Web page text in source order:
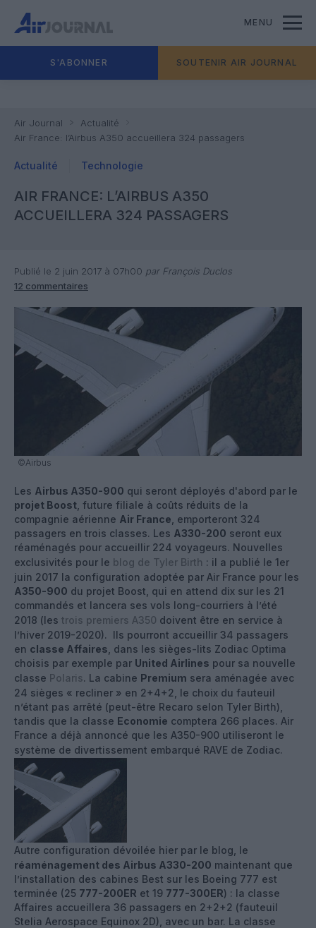
MENU
S'ABONNER SOUTENIR AIR JOURNAL
Air Journal
Actualité
Air France: l’Airbus A350 accueillera 324 passagers
Actualité Technologie
AIR FRANCE: L’AIRBUS A350
ACCUEILLERA 324 PASSAGERS
Publié le 2 juin 2017 à 07h00 par François Duclos
12 commentaires
©Airbus
Les Airbus A350-900 qui seront déployés d'abord par le
projet Boost , future filiale à coûts réduits de la
compagnie aérienne Air France , emporteront 324
passagers en trois classes. Les A330-200 seront eux
réaménagés pour accueillir 224 voyageurs. Nouvelles
exclusivités pour le blog de Tyler Birth : il a publié le 1er
juin 2017 la configuration adoptée par Air France pour les
A350-900 du projet Boost, qui en attend dix sur les 21
commandés et lancera ses vols long-courriers à l’été
2018 (les trois premiers A350 doivent être en service à
l’hiver 2019-2020). Ils pourront accueillir 34 passagers
en classe Affaires , dans les sièges-lits Zodiac Optima
choisis par exemple par United Airlines pour sa nouvelle
classe Polaris. La cabine Premium sera aménagée avec
24 sièges « recliner » en 2+4+2, le choix du fauteuil
n’étant pas arrêté (peut-être Recaro selon Tyler Birth),
tandis que la classe Economie comptera 266 places. Air
France a déjà annoncé que les A350-900 utiliseront le
système de divertissement embarqué RAVE de Zodiac.
Autre configuration dévoilée hier par le blog, le
réaménagement des Airbus A330-200 maintenant que
l’installation des cabines Best sur les Boeing 777 est
terminée (25 777-200ER et 19 777-300ER) : la classe
Affaires accueillera 36 passagers en 2+2+2 (fauteuil
Stelia Aerospace Equinox 2D), avec un bar. La classe